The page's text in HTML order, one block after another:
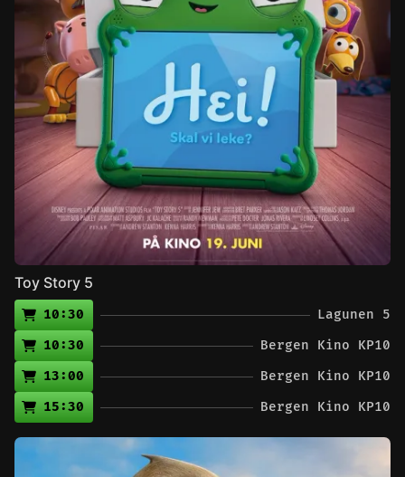
Toy Story 5
10:30
Lagunen 5
10:30
Bergen Kino KP10
13:00
Bergen Kino KP10
15:30
Bergen Kino KP10